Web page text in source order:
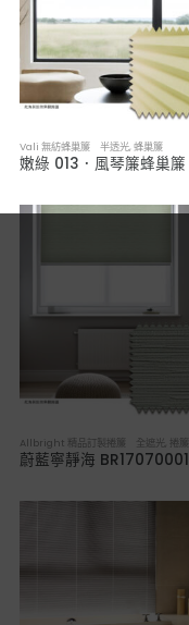
Vali 無紡蜂巢簾 半透光,蜂巢簾
嫩綠 013．風琴簾蜂巢簾
Allbright 精品訂製捲簾 全遮光 捲簾